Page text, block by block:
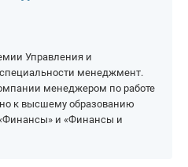
На чужую карту
Новые МФО
Деньги в долг
По военному билету
Без указания работы
По всей России
Управления и
менеджмент.
менеджером по работе
к высшему образованию
и «Финансы и